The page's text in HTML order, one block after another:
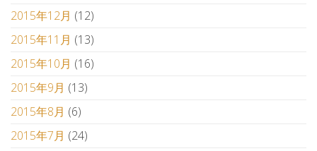
2015年12月 (12)
2015年11月 (13)
2015年10月 (16)
2015年9月 (13)
2015年8月 (6)
2015年7月 (24)